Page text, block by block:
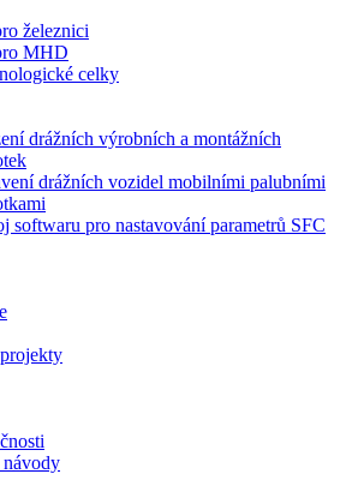
železnici
MHD
celky
drážních výrobních a montážních
drážních vozidel mobilními palubními
softwaru pro nastavování parametrů SFC